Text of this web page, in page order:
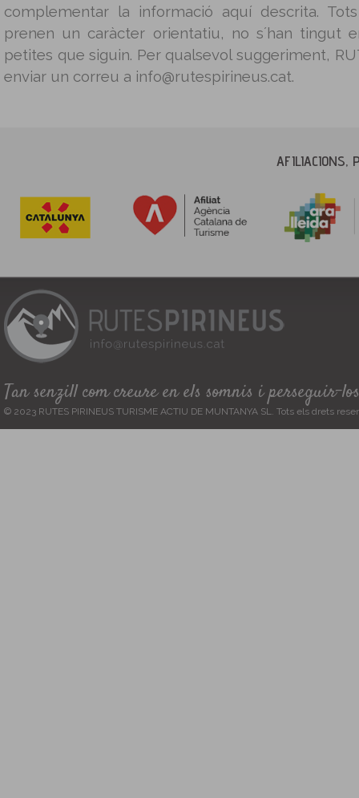
complementar la informació aquí descrita.
prenen un caràcter orientatiu, no s´han tingut
petites que siguin. Per qualsevol suggeriment,
enviar un correu a info@rutespirineus.cat.
AFILIACIONS,
Tan senzill com creure en els somnis i perseguir-los
© 2023 RUTES PIRINEUS TURISME ACTIU DE MUNTANYA SL. Tots els drets